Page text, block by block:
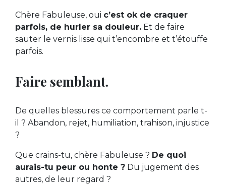
Chère Fabuleuse, oui c’est ok de craquer
parfois, de hurler sa douleur. Et de faire
sauter le vernis lisse qui t’encombre et t’étouffe
parfois.
Faire semblant.
De quelles blessures ce comportement parle t-
il ? Abandon, rejet, humiliation, trahison, injustice
?
Que crains-tu, chère Fabuleuse ? De quoi
aurais-tu peur ou honte ? Du jugement des
autres, de leur regard ?